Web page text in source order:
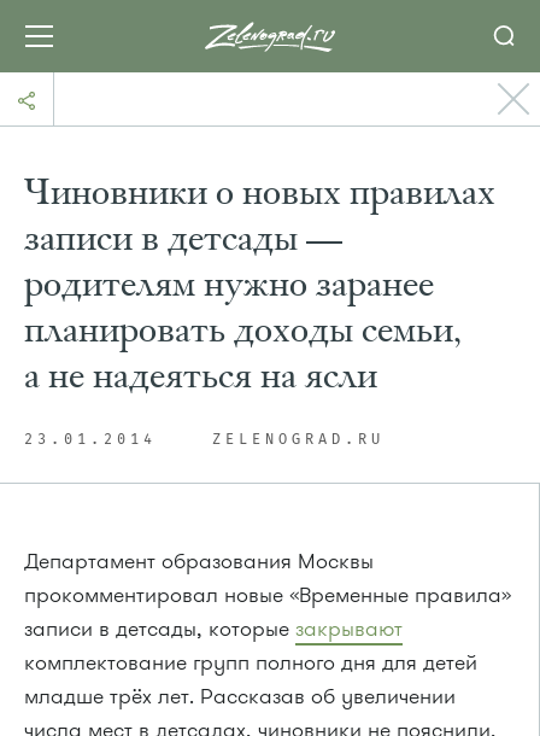
Чиновники о новых правилах
записи в детсады —
родителям нужно заранее
планировать доходы семьи,
а не надеяться на ясли
23.01.2014 ZELENOGRAD.RU
Департамент образования Москвы
прокомментировал новые «Временные правила»
записи в детсады, которые закрывают
комплектование групп полного дня для детей
младше трёх лет. Рассказав об увеличении
числа мест в детсадах, чиновники не пояснили,